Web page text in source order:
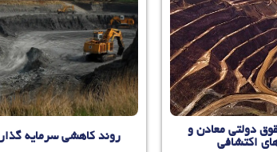
دولتی معادن و
اکتشافی
روند کاهشی سرمایه